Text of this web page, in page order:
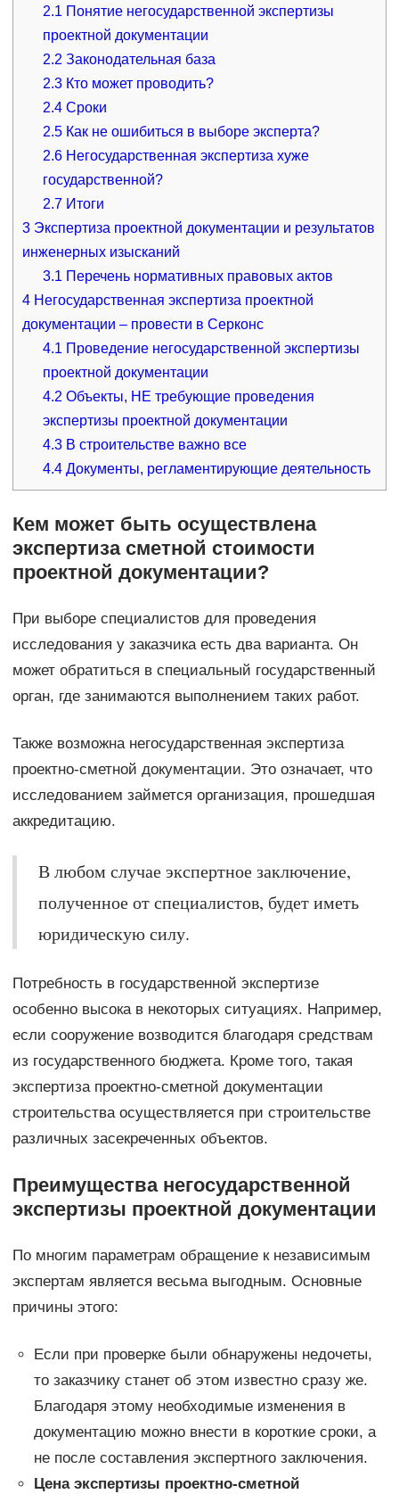
2.1 Понятие негосударственной экспертизы
проектной документации
2.2 Законодательная база
2.3 Кто может проводить?
2.4 Сроки
2.5 Как не ошибиться в выборе эксперта?
2.6 Негосударственная экспертиза хуже
государственной?
2.7 Итоги
3Экспертиза проектной документации и результатов
инженерных изысканий
3.1 Перечень нормативных правовых актов
4Негосударственная экспертиза проектной
документации – провести в Серконс
4.1 Проведение негосударственной экспертизы
проектной документации
4.2 Объекты, НЕ требующие проведения
экспертизы проектной документации
4.3 В строительстве важно все
4.4 Документы, регламентирующие деятельность
Кем может быть осуществлена
экспертиза сметной стоимости
проектной документации?
При выборе специалистов для проведения
исследования у заказчика есть два варианта. Он
может обратиться в специальный государственный
орган, где занимаются выполнением таких работ.
Также возможна негосударственная экспертиза
проектно-сметной документации. Это означает, что
исследованием займется организация, прошедшая
аккредитацию.
В любом случае экспертное заключение,
полученное от специалистов, будет иметь
юридическую силу.
Потребность в государственной экспертизе
особенно высока в некоторых ситуациях. Например,
если сооружение возводится благодаря средствам
из государственного бюджета. Кроме того, такая
экспертиза проектно-сметной документации
строительства осуществляется при строительстве
различных засекреченных объектов.
Преимущества негосударственной
экспертизы проектной документации
По многим параметрам обращение к независимым
экспертам является весьма выгодным. Основные
причины этого:
Если при проверке были обнаружены недочеты,
то заказчику станет об этом известно сразу же.
Благодаря этому необходимые изменения в
документацию можно внести в короткие сроки, а
не после составления экспертного заключения.
Цена экспертизы проектно-сметной